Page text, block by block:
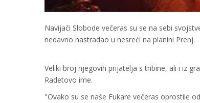
Navijači Slobode večeras su se na sebi
nedavno nastradao u nesreći na planini Prenj.
Veliki broj njegovih prijatelja s tribine, ali i iz
Radetovo ime.
"Ovako su se naše Fukare večeras oprostile